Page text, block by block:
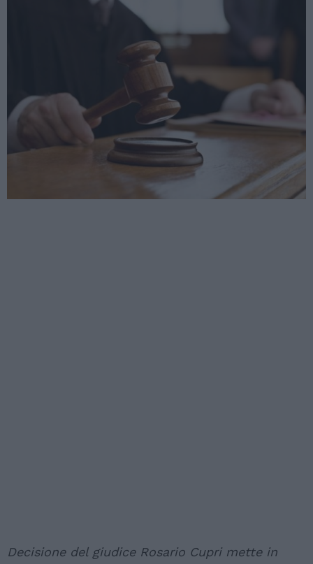
Decisione del giudice Rosario Cupri mette in